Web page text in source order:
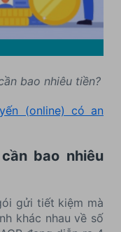
bao nhiêu tiền?
(online) có an
bao nhiêu
gửi tiết kiệm mà
khác nhau về số